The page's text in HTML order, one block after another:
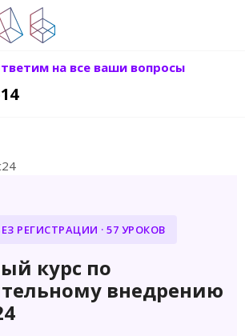
на все ваши вопросы
РЕГИСТРАЦИИ · 57 УРОКОВ
курс по
внедрению